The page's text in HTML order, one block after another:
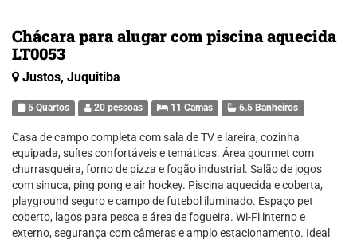
Chácara para alugar com piscina aquecida
LT0053
Justos, Juquitiba
5 Quartos 20 pessoas 11 Camas 6.5 Banheiros
Casa de campo completa com sala de TV e lareira, cozinha
equipada, suítes confortáveis e temáticas. Área gourmet com
churrasqueira, forno de pizza e fogão industrial. Salão de jogos
com sinuca, ping pong e air hockey. Piscina aquecida e coberta,
playground seguro e campo de futebol iluminado. Espaço pet
coberto, lagos para pesca e área de fogueira. Wi-Fi interno e
externo, segurança com câmeras e amplo estacionamento. Ideal